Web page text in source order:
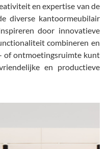
en expertise van de
diverse kantoormeubilair
door innovatieve
combineren en
of ontmoetingsruimte kunt
en productieve